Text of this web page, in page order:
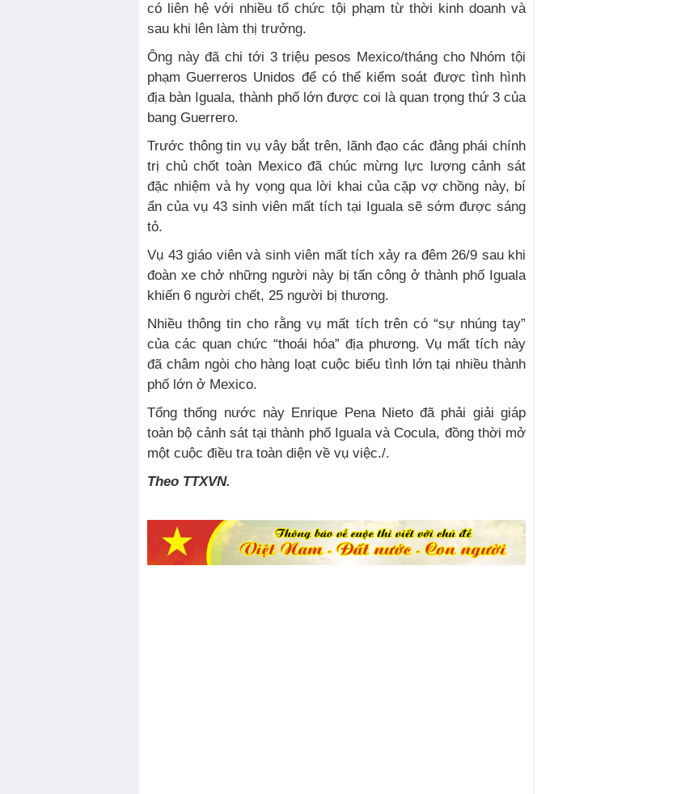
có liên hệ với nhiều tổ chức tội phạm từ thời kinh doanh và
sau khi lên làm thị trưởng.
Ông này đã chi tới 3 triệu pesos Mexico/tháng cho Nhóm tội
phạm Guerreros Unidos để có thể kiểm soát được tình hình
địa bàn Iguala, thành phố lớn được coi là quan trọng thứ 3 của
bang Guerrero.
Trước thông tin vụ vây bắt trên, lãnh đạo các đảng phái chính
trị chủ chốt toàn Mexico đã chúc mừng lực lượng cảnh sát
đặc nhiệm và hy vọng qua lời khai của cặp vợ chồng này, bí
ẩn của vụ 43 sinh viên mất tích tại Iguala sẽ sớm được sáng
tỏ.
Vụ 43 giáo viên và sinh viên mất tích xảy ra đêm 26/9 sau khi
đoàn xe chở những người này bị tấn công ở thành phố Iguala
khiến 6 người chết, 25 người bị thương.
Nhiều thông tin cho rằng vụ mất tích trên có “sự nhúng tay”
của các quan chức “thoái hóa” địa phương. Vụ mất tích này
đã châm ngòi cho hàng loạt cuộc biểu tình lớn tại nhiều thành
phố lớn ở Mexico.
Tổng thống nước này Enrique Pena Nieto đã phải giải giáp
toàn bộ cảnh sát tại thành phố Iguala và Cocula, đồng thời mở
một cuộc điều tra toàn diện về vụ việc./.
Theo TTXVN.